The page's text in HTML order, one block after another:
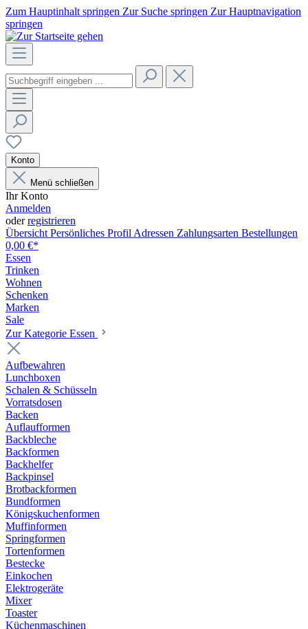
Zum Hauptinhalt springen Zur Suche springen Zur Hauptnavigation
springen
Konto
Menü schließen
Ihr Konto
Anmelden
oderregistrieren
Übersicht Persönliches Profil Adressen Zahlungsarten Bestellungen
0,00 €*
Essen
Trinken
Wohnen
Schenken
Marken
Sale
Zur Kategorie Essen
Aufbewahren
Lunchboxen
Schalen & Schüsseln
Vorratsdosen
Backen
Auflaufformen
Backbleche
Backformen
Backhelfer
Backpinsel
Brotbackformen
Bundformen
Königskuchenformen
Muffinformen
Springformen
Tortenformen
Bestecke
Einkochen
Elektrogeräte
Mixer
Toaster
Küchenmaschinen